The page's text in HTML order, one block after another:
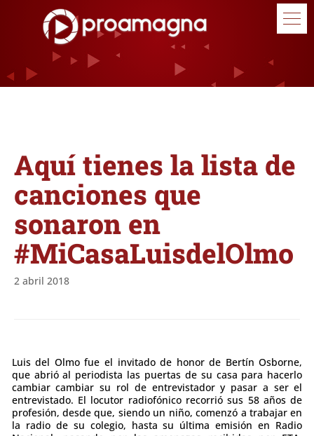
Aquí tienes la lista de
canciones que
sonaron en
#MiCasaLuisdelOlmo
2 abril 2018
Luis del Olmo fue el invitado de honor de Bertín Osborne,
que abrió al periodista las puertas de su casa para hacerlo
cambiar cambiar su rol de entrevistador y pasar a ser el
entrevistado. El locutor radiofónico recorrió sus 58 años de
profesión, desde que, siendo un niño, comenzó a trabajar en
la radio de su colegio, hasta su última emisión en Radio